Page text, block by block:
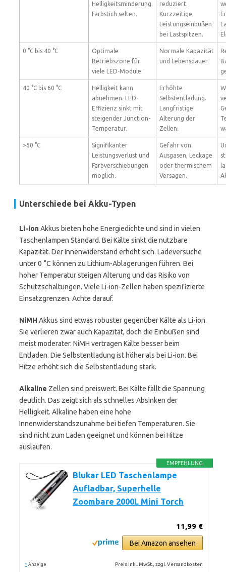
Helligkeitsminderung.
Farbstich selten.
reduziert.
Kurzzeitige
Leistungseinbußen
bei Lastspitzen.
0 °C bis 40 °C
Optimale
Betriebszone für
viele LED-Module.
Normale Kapazität
und Lebensdauer.
40 °C bis 60 °C
Helligkeit kann
abnehmen. LED-
Effizienz sinkt mit
steigender Junction-
Temperatur.
Erhöhte
Selbstentladung.
Langfristige
Alterung der
Zellen.
>60 °C
Signifikanter
Leistungsverlust und
Farbverschiebungen
möglich.
Gefahr von
Ausgasen, Leckage
oder thermischem
Versagen.
Unterschiede bei Akku-Typen
Li-ionAkkus bieten hohe Energiedichte und sind in vielen
Taschenlampen Standard. Bei Kälte sinkt die nutzbare
Kapazität. Der Innenwiderstand erhöht sich. Ladeversuche
unter 0 °C können zu Lithium-Ablagerungen führen. Bei
hoher Temperatur steigen Alterung und das Risiko von
Schutzschaltungen. Viele Li-ion-Zellen haben spezifizierte
Einsatzgrenzen. Achte darauf.
NiMH Akkus sind etwas robuster gegenüber Kälte als Li-ion.
Sie verlieren zwar auch Kapazität, doch die Einbußen sind
meist moderater. NiMH vertragen Kälte besser beim
Entladen. Die Selbstentladung ist höher als bei Li-ion. Bei
Hitze erhöht sich die Selbstentladung stark.
Alkaline Zellen sind preiswert. Bei Kälte fällt die Spannung
deutlich. Das zeigt sich als schnelles Absinken der
Helligkeit. Alkaline haben eine hohe
Innenwiderstandszunahme bei tiefen Temperaturen. Sie
sind nicht zum Laden geeignet und können bei Hitze
auslaufen.
EMPFEHLUNG
Blukar LED Taschenlampe
Aufladbar, Superhelle
Zoombare 2000L Mini Torch
11,99 €
Bei Amazon ansehen
* Anzeige Preis inkl. MwSt., zzgl. Versandkosten